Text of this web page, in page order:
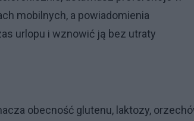
mobilnych, a powiadomienia
urlopu i wznowić ją bez utraty
obecność glutenu, laktozy,